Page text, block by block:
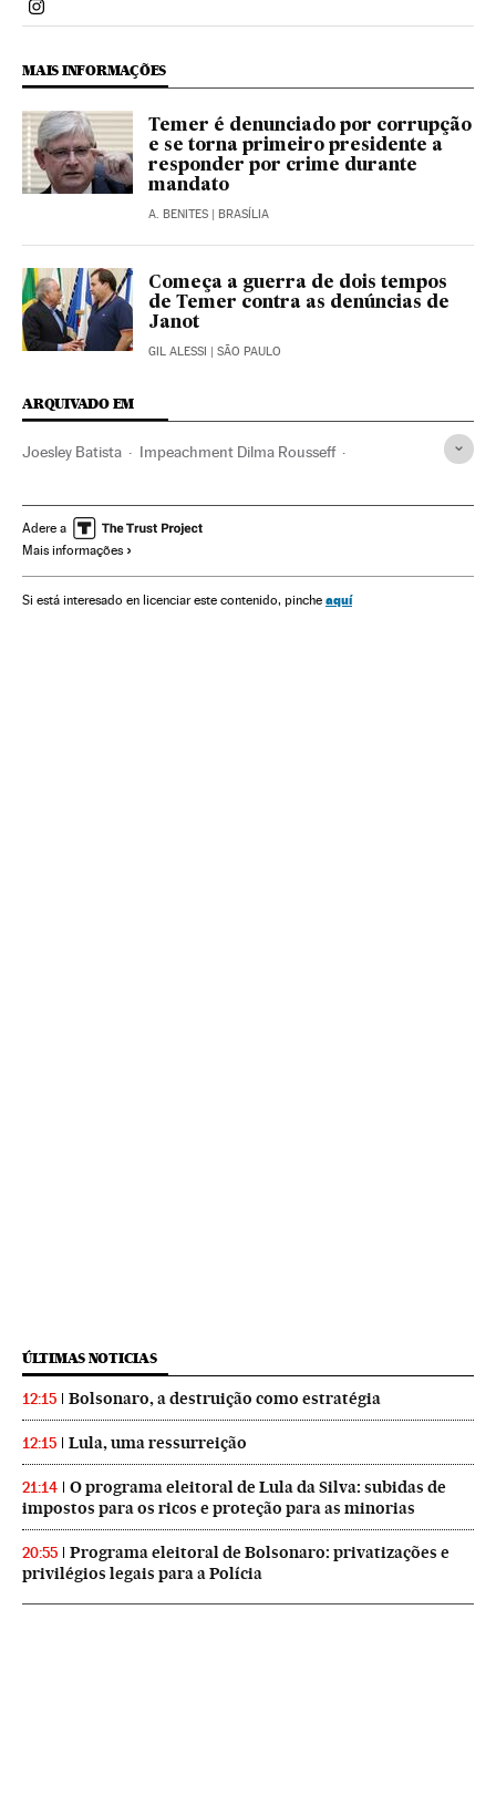
Politica El País Brasil en Instagram
MAIS INFORMAÇÕES
Temer é denunciado por corrupção
e se torna primeiro presidente a
responder por crime durante
mandato
A. BENITES | BRASÍLIA
Começa a guerra de dois tempos
de Temer contra as denúncias de
Janot
GIL ALESSI | SÃO PAULO
ARQUIVADO EM
Joesley Batista Impeachment Dilma Rousseff
Impeachment Michel Temer
Dilma Rousseff
Partido dos Trabalhadores JBS Câmara Deputados
Adere a
Mais informações
Si está interesado en licenciar este contenido, pinche aquí
ÚLTIMAS NOTICIAS
12:15 Bolsonaro, a destruição como estratégia
12:15 Lula, uma ressurreição
21:14
O programa eleitoral de Lula da Silva: subidas de
impostos para os ricos e proteção para as minorias
20:55
Programa eleitoral de Bolsonaro: privatizações e
privilégios legais para a Polícia